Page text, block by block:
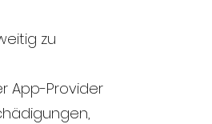
zu
App-Provider